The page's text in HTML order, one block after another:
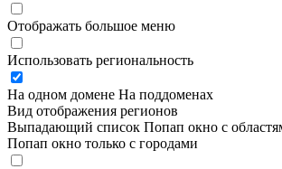
Отображать большое меню
Использовать региональность
На одном домене На поддоменах
Вид отображения регионов
Выпадающий список Попап окно c
Попап окно только с городами